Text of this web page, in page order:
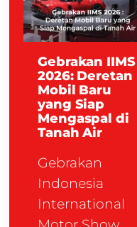
Gebrakan IIMS
2026: Deretan
Mobil Baru
yang Siap
Mengaspal di
Tanah Air
Gebrakan
Indonesia
International